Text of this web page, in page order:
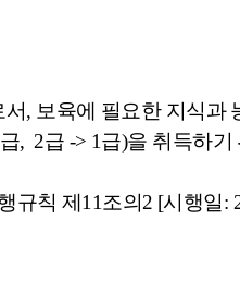
, 보육에 필요한 지식
, 2급 -> 1급)을 취득하
칙 제11조의2 [시행일: